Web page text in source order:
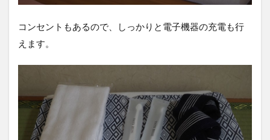
コンセントもあるので、しっかりと電子機器の充電も行
えます。